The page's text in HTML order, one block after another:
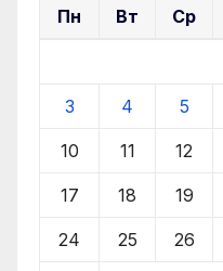
Пн Вт Ср
3 4 5
10 11 12
17 18 19
24 25 26